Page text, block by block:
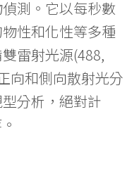
測。它以每秒數
性和化性等多種
雷射光源(488,
向和側向散射光分
分析，絕對計